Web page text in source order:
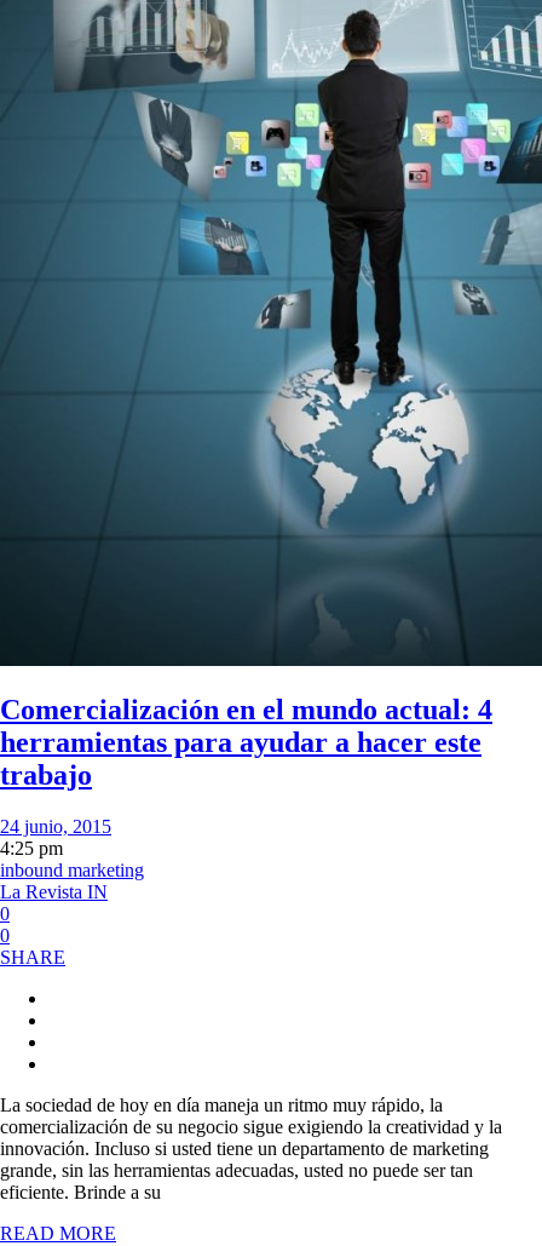
Comercialización en el mundo actual: 4
herramientas para ayudar a hacer este
trabajo
24 junio, 2015
4:25 pm
inbound marketing
La Revista IN
0
0
SHARE
La sociedad de hoy en día maneja un ritmo muy rápido, la
comercialización de su negocio sigue exigiendo la creatividad y la
innovación. Incluso si usted tiene un departamento de marketing
grande, sin las herramientas adecuadas, usted no puede ser tan
eficiente. Brinde a su
READ MORE